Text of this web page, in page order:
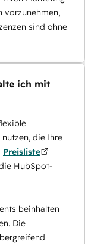
vorzunehmen,
sind ohne
ich mit
die Ihre
Preisliste
HubSpot-
beinhalten
Die